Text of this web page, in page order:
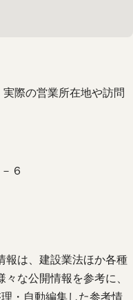
際の営業所在地や訪問
６
報は、建設業法ほか各種
な公開情報を参考に、
・自動編集した参考情